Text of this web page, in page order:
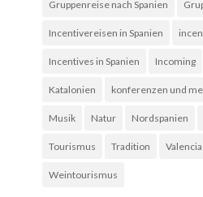
Gruppenreise nach Spanien
Incentivereisen in Spanien
Incentives in Spanien Incoming
Katalonien konferenzen und
Musik Natur Nordspanien
Tourismus Tradition Valencia
Weintourismus